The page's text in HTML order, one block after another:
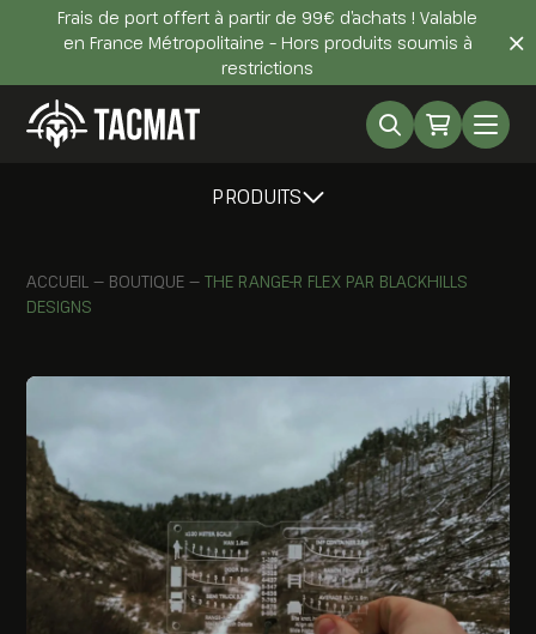
Frais de port offert à partir de 99€ d’achats ! Valable
en France Métropolitaine – Hors produits soumis à
restrictions
PRODUITS
ACCUEIL — BOUTIQUE —THE RANGE-R FLEX PAR BLACKHILLS
DESIGNS